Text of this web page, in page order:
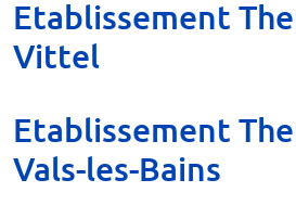
Etablissement
Vittel
Etablissement
Vals-les-Bains